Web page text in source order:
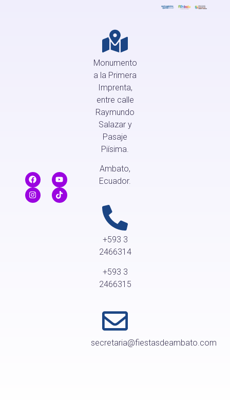
Monumento
a la Primera
Imprenta,
entre calle
Raymundo
Salazar y
Pasaje
Piísima.
Ambato,
Ecuador.
+593 3
2466314
+593 3
2466315
secretaria@fiestasdeambato.com